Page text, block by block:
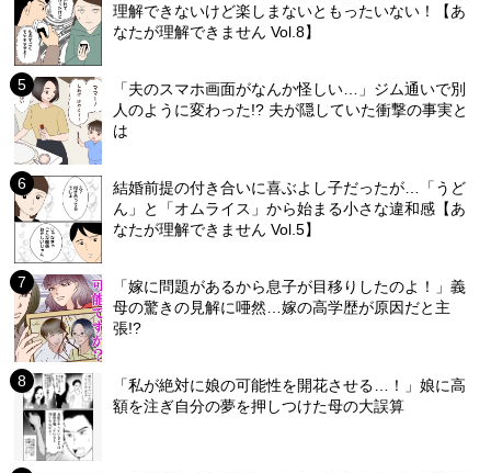
理解できないけど楽しまないともったいない！【あ
なたが理解できません Vol.8】
「夫のスマホ画面がなんか怪しい…」ジム通いで別
人のように変わった!? 夫が隠していた衝撃の事実と
は
結婚前提の付き合いに喜ぶよし子だったが…「うど
ん」と「オムライス」から始まる小さな違和感【あ
なたが理解できません Vol.5】
「嫁に問題があるから息子が目移りしたのよ！」義
母の驚きの見解に唖然…嫁の高学歴が原因だと主
張!?
「私が絶対に娘の可能性を開花させる…！」娘に高
額を注ぎ自分の夢を押しつけた母の大誤算